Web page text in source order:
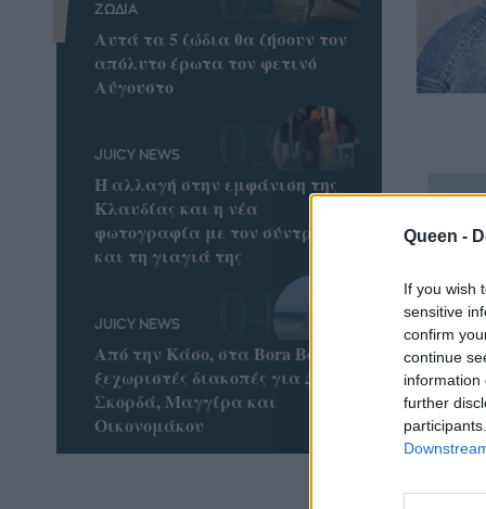
Queen -
If you wish
sensitive
confirm
continue
information
further
σου
ΖΩΔΙΑ
Αυτά τα 5 ζώδια θα ζήσουν τον
απόλυτο έρωτα τον φετινό
Αύγουστο
JUICY NEWS
Η αλλαγή στην εμφάνιση της
Κλαυδίας και η νέα
φωτογραφία με τον σύντροφο
και τη γιαγιά της
JUICY NEWS
Από την Κάσο, στα Bora Bora: Οι
ξεχωριστές διακοπές για Δούκα,
Σκορδά, Μαγγίρα και
Οικονομάκου